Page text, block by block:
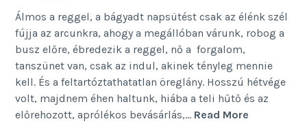
Álmos a reggel, a bágyadt napsütést csak az élénk szél
fújja az arcunkra, ahogy a megállóban várunk, robog a
busz előre, ébredezik a reggel, nő a forgalom,
tanszünet van, csak az indul, akinek tényleg mennie
kell. És a feltartóztathatatlan öreglány. Hosszú hétvége
volt, majdnem éhen haltunk, hiába a teli hűtő és az
előrehozott, aprólékos bevásárlás,… Read More